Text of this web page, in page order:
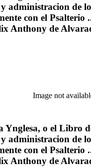
administracion de
con el Psalterio
Anthony de
Image not
Ynglesa, o el Libro
administracion de
con el Psalterio
Anthony de